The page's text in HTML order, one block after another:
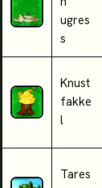
ugres
s
Knust
fakke
l
Tares